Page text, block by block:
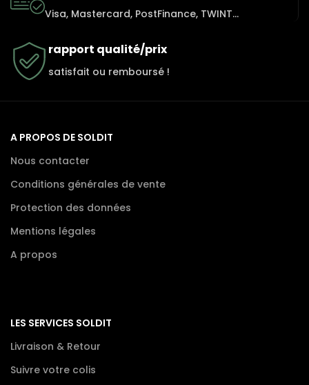
Visa, Mastercard, PostFinance, TWINT...
rapport qualité/prix
satisfait ou remboursé !
A PROPOS DE SOLDIT
Nous contacter
Conditions générales de vente
Protection des données
Mentions légales
A propos
LES SERVICES SOLDIT
Livraison & Retour
Suivre votre colis